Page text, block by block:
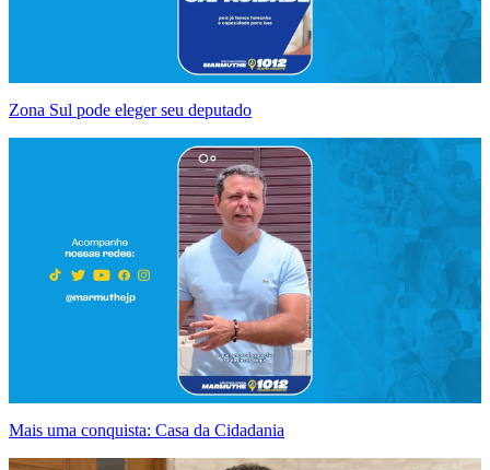
Zona Sul pode eleger seu deputado
Mais uma conquista: Casa da Cidadania